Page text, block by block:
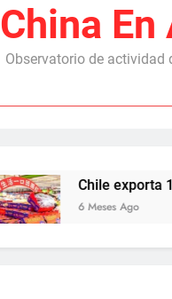
China
Observatorio de actividad
Chile exporta 113,8
6 Meses Ago